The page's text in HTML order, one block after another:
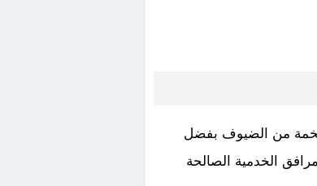
ضخمة من الضيوف بفضل
الخدمية الصالحة